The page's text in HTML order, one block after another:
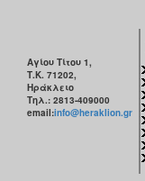
Αγίου Τίτου 1,
Τ.Κ. 71202,
Ηράκλειο
Τηλ.: 2813-409000
email:info@heraklion.gr